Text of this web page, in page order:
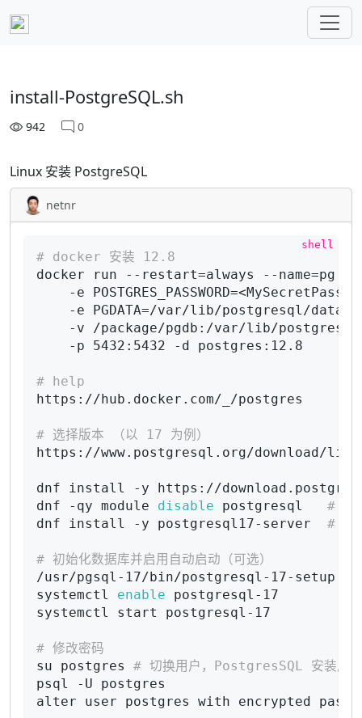
install-PostgreSQL.sh
942 0
Linux 安装 PostgreSQL
netnr
# docker 安装 12.8
docker run --restart=always --name=pg \
-e
-e PGDATA=/var/lib/postgresql/data/
-v /package/pgdb:/var/lib/
    -p 5432:5432 -d postgres:12.8
# help
https://hub.docker.com/_/postgres
# 选择版本 （以 17 为例）
https://www.postgresql.org/download/
dnf install -y https://
dnf -qy module disable postgresql # 禁
dnf install -y postgresql17-server # 安
# 初始化数据库并启用自动启动（可选）
/usr/pgsql-17/bin/postgresql-17-setup
systemctl enable postgresql-17
systemctl start postgresql-17
# 修改密码
su postgres # 切换用户，PostgresSQL 安装后
psql -U postgres
alter user postgres with encrypted